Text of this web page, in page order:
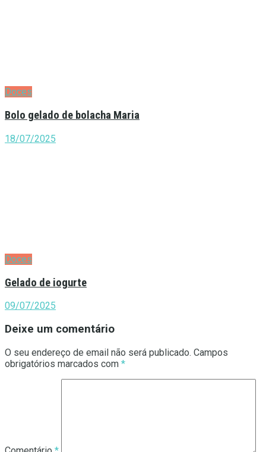
Doces
Bolo gelado de bolacha Maria
18/07/2025
Doces
Gelado de iogurte
09/07/2025
Deixe um comentário
O seu endereço de email não será publicado. Campos
obrigatórios marcados com *